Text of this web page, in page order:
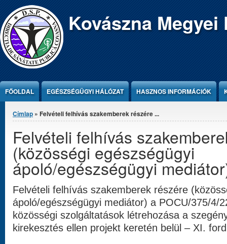
Jump to Content Kovászna
FŐOLDAL EGÉSZSÉGÜGYI HÁLÓZAT HASZNOS INFORMÁCIÓK
Jelenlegi hely
Címlap » Felvételi felhívás szakemberek részére ...
Felvételi felhívás
(közösségi egészségügyi
ápoló/egészségügyi
Felvételi felhívás szakemberek részére
ápoló/egészségügyi mediátor) a POCU/375/4/
közösségi szolgáltatások létrehozása a
kirekesztés ellen projekt keretén belül – XI.